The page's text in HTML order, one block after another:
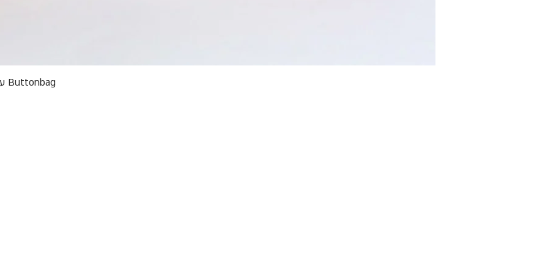
Buttonbag ערכת סריגה לילדים מבצע אריזות פגומות